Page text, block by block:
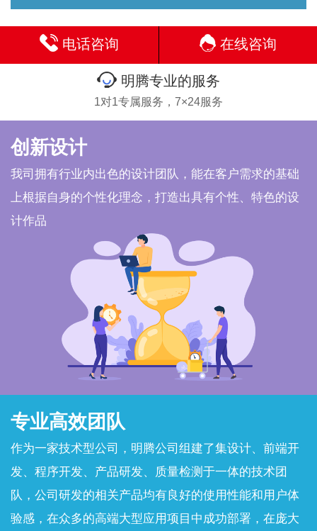
电话咨询 在线咨询
明腾专业的服务
1对1专属服务，7×24服务
创新设计
我司拥有行业内出色的设计团队，能在客户需求的基础
上根据自身的个性化理念，打造出具有个性、特色的设
计作品
专业高效团队
作为一家技术型公司，明腾公司组建了集设计、前端开
发、程序开发、产品研发、质量检测于一体的技术团
队，公司研发的相关产品均有良好的使用性能和用户体
验感，在众多的高端大型应用项目中成功部署，在庞大